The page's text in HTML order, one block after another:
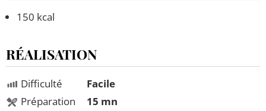
150 kcal
RÉALISATION
Difficulté
Préparation
Facile
15 mn